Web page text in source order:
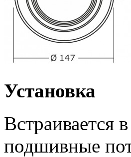
Установка
Встраивается
подшивные